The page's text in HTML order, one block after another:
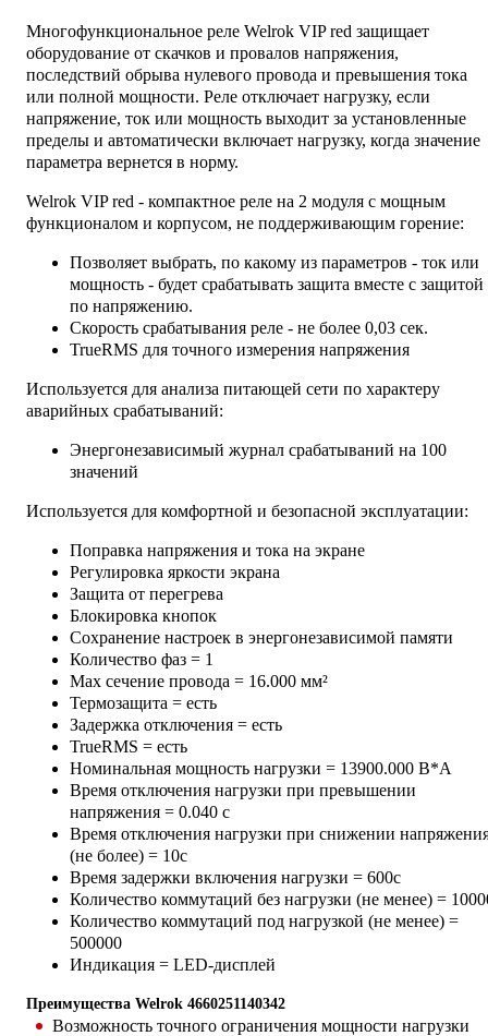
Многофункциональное реле Welrok VIP red защищает
оборудование от скачков и провалов напряжения,
последствий обрыва нулевого провода и превышения тока
или полной мощности. Реле отключает нагрузку, если
напряжение, ток или мощность выходит за установленные
пределы и автоматически включает нагрузку, когда значение
параметра вернется в норму.
Welrok VIP red - компактное реле на 2 модуля с мощным
функционалом и корпусом, не поддерживающим горение:
Позволяет выбрать, по какому из параметров - ток или
мощность - будет срабатывать защита вместе с защитой
по напряжению.
Скорость срабатывания реле - не более 0,03 сек.
TrueRMS для точного измерения напряжения
Используется для анализа питающей сети по характеру
аварийных срабатываний:
Энергонезависимый журнал срабатываний на 100
значений
Используется для комфортной и безопасной эксплуатации:
Поправка напряжения и тока на экране
Регулировка яркости экрана
Защита от перегрева
Блокировка кнопок
Сохранение настроек в энергонезависимой памяти
Количество фаз = 1
Max сечение провода = 16.000 мм²
Термозащита = есть
Задержка отключения = есть
TrueRMS = есть
Номинальная мощность нагрузки = 13900.000 В*А
Время отключения нагрузки при превышении
напряжения = 0.040 с
Время отключения нагрузки при снижении
(не более) = 10с
Время задержки включения нагрузки = 600с
Количество коммутаций без нагрузки (не менее) =
Количество коммутаций под нагрузкой (не менее) =
500000
Индикация = LED-дисплей
Преимущества Welrok 4660251140342
Возможность точного ограничения мощности нагрузки